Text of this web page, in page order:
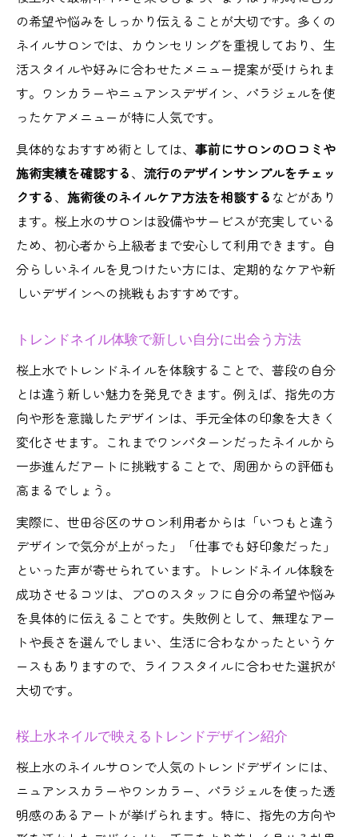
の希望や悩みをしっかり伝えることが大切です。多くの
ネイルサロンでは、カウンセリングを重視しており、生
活スタイルや好みに合わせたメニュー提案が受けられま
す。ワンカラーやニュアンスデザイン、パラジェルを使
ったケアメニューが特に人気です。
具体的なおすすめ術としては、 事前にサロンの口コミや
施術実績を確認する、 流行のデザインサンプルをチェッ
クする、 施術後のネイルケア方法を相談する などがあり
ます。桜上水のサロンは設備やサービスが充実している
ため、初心者から上級者まで安心して利用できます。自
分らしいネイルを見つけたい方には、定期的なケアや新
しいデザインへの挑戦もおすすめです。
トレンドネイル体験で新しい自分に出会う方法
桜上水でトレンドネイルを体験することで、普段の自分
とは違う新しい魅力を発見できます。例えば、指先の方
向や形を意識したデザインは、手元全体の印象を大きく
変化させます。これまでワンパターンだったネイルから
一歩進んだアートに挑戦することで、周囲からの評価も
高まるでしょう。
実際に、世田谷区のサロン利用者からは「いつもと違う
デザインで気分が上がった」「仕事でも好印象だった」
といった声が寄せられています。トレンドネイル体験を
成功させるコツは、プロのスタッフに自分の希望や悩み
を具体的に伝えることです。失敗例として、無理なアー
トや長さを選んでしまい、生活に合わなかったというケ
ースもありますので、ライフスタイルに合わせた選択が
大切です。
桜上水ネイルで映えるトレンドデザイン紹介
桜上水のネイルサロンで人気のトレンドデザインには、
ニュアンスカラーやワンカラー、パラジェルを使った透
明感のあるアートが挙げられます。特に、指先の方向や